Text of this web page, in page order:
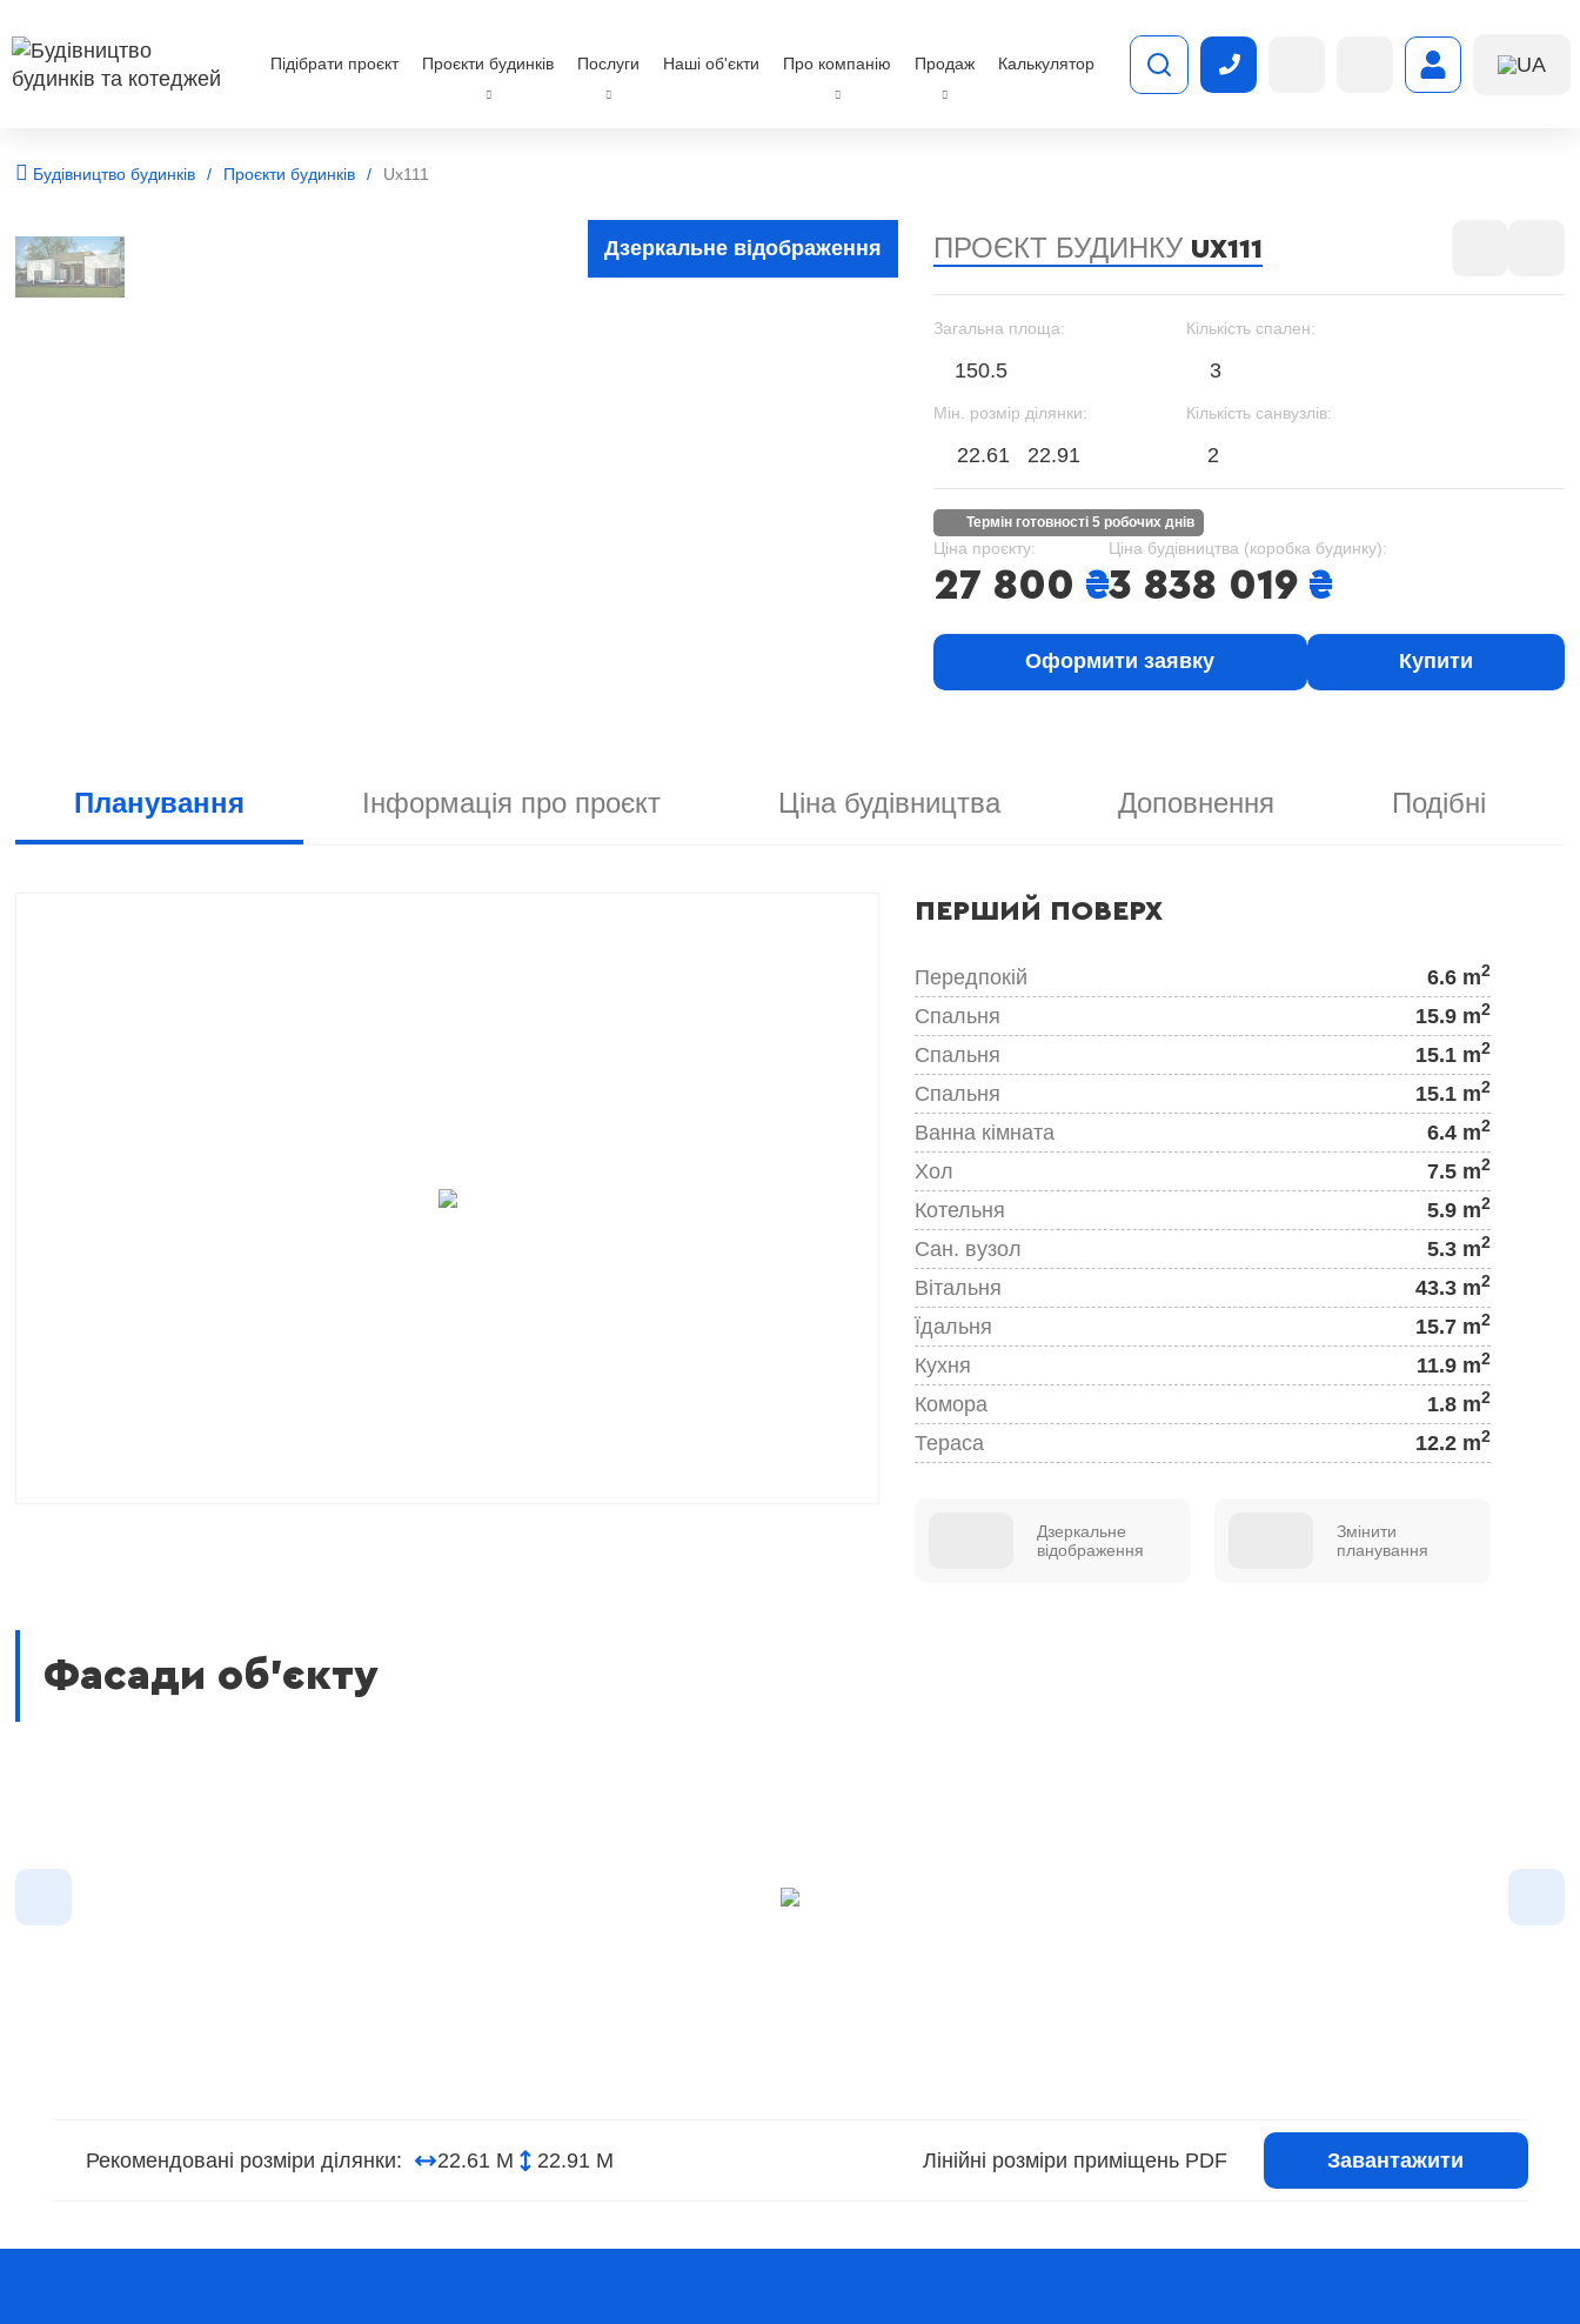
Підібрати проєкт Проєкти будинків Послуги Наші об'єкти Про компанію Продаж Калькулятор UA
Будівництво будинків Проєкти будинків Ux111
Дзеркальне відображення ПРОЄКТ БУДИНКУ UX111
Загальна площа:
150.5
Кількість спален:
3
Мін. розмір ділянки:
22.61 22.91
Кількість санвузлів:
2
термін готовності 5 робочих днів
Ціна проєкту:
27 800 ₴
Ціна будівництва (коробка будинку):
3 838 019 ₴
Оформити заявку Купити
Планування Інформація про проєкт Ціна будівництва Доповнення Подібні
ПЕРШИЙ ПОВЕРХ
Передпокій 6.6 m2
Спальня 15.9 m2
Спальня 15.1 m2
Спальня 15.1 m2
Ванна кімната 6.4 m2
Хол 7.5 m2
Котельня 5.9 m2
Сан. вузол 5.3 m2
Вітальня 43.3 m2
Їдальня 15.7 m2
Кухня 11.9 m2
Комора 1.8 m2
Тераса 12.2 m2
Дзеркальне
відображення
Змінити
планування
Фасади об'єкту
Рекомендовані розміри ділянки: 22.61 М 22.91 М Лінійні розміри приміщень PDF Завантажити